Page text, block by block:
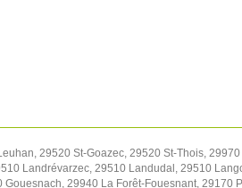
29520 St-Goazec, 29520 St-Thois,
Landrévarzec, 29510 Landudal, 29510
29940 La Forêt-Fouesnant, 29170